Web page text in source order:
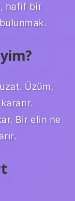
hafif bir
Üzüm,
Bir elin ne